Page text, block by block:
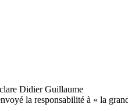
la responsabilité à « la